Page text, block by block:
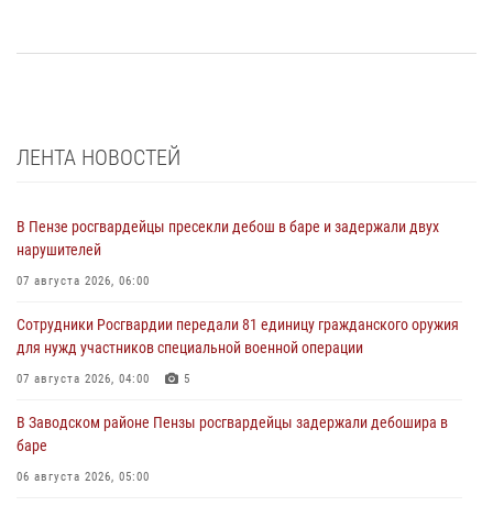
ЛЕНТА НОВОСТЕЙ
В Пензе росгвардейцы пресекли дебош в баре и задержали двух
нарушителей
07 августа 2026, 06:00
Сотрудники Росгвардии передали 81 единицу гражданского оружия
для нужд участников специальной военной операции
07 августа 2026, 04:00 5
В Заводском районе Пензы росгвардейцы задержали дебошира в
баре
06 августа 2026, 05:00